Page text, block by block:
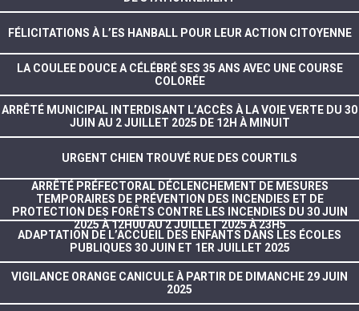
FÉLICITATIONS À L’ES HANBALL POUR LEUR ACTION CITOYENNE
LA COULEE DOUCE A CÉLÉBRÉ SES 35 ANS AVEC UNE COURSE
COLORÉE
ARRÊTÉ MUNICIPAL INTERDISANT L’ACCÈS À LA VOIE VERTE DU 30
JUIN AU 2 JUILLET 2025 DE 12H À MINUIT
URGENT CHIEN TROUVÉ RUE DES COURTILS
ARRÊTÉ PRÉFECTORAL DÉCLENCHEMENT DE MESURES
TEMPORAIRES DE PRÉVENTION DES INCENDIES ET DE
PROTECTION DES FORÊTS CONTRE LES INCENDIES DU 30 JUIN
2025 À 12H00 AU 2 JUILLET 2025 À 23H5
ADAPTATION DE L’ACCUEIL DES ENFANTS DANS LES ÉCOLES
PUBLIQUES 30 JUIN ET 1ER JUILLET 2025
VIGILANCE ORANGE CANICULE À PARTIR DE DIMANCHE 29 JUIN
2025